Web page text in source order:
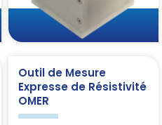
Outil de Mesure
Expresse de Résistivité
OMER